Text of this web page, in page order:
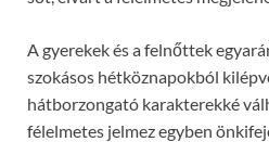
A gyerekek és a felnőttek
szokásos hétköznapokból
hátborzongató karakterekké
félelmetes jelmez egyben